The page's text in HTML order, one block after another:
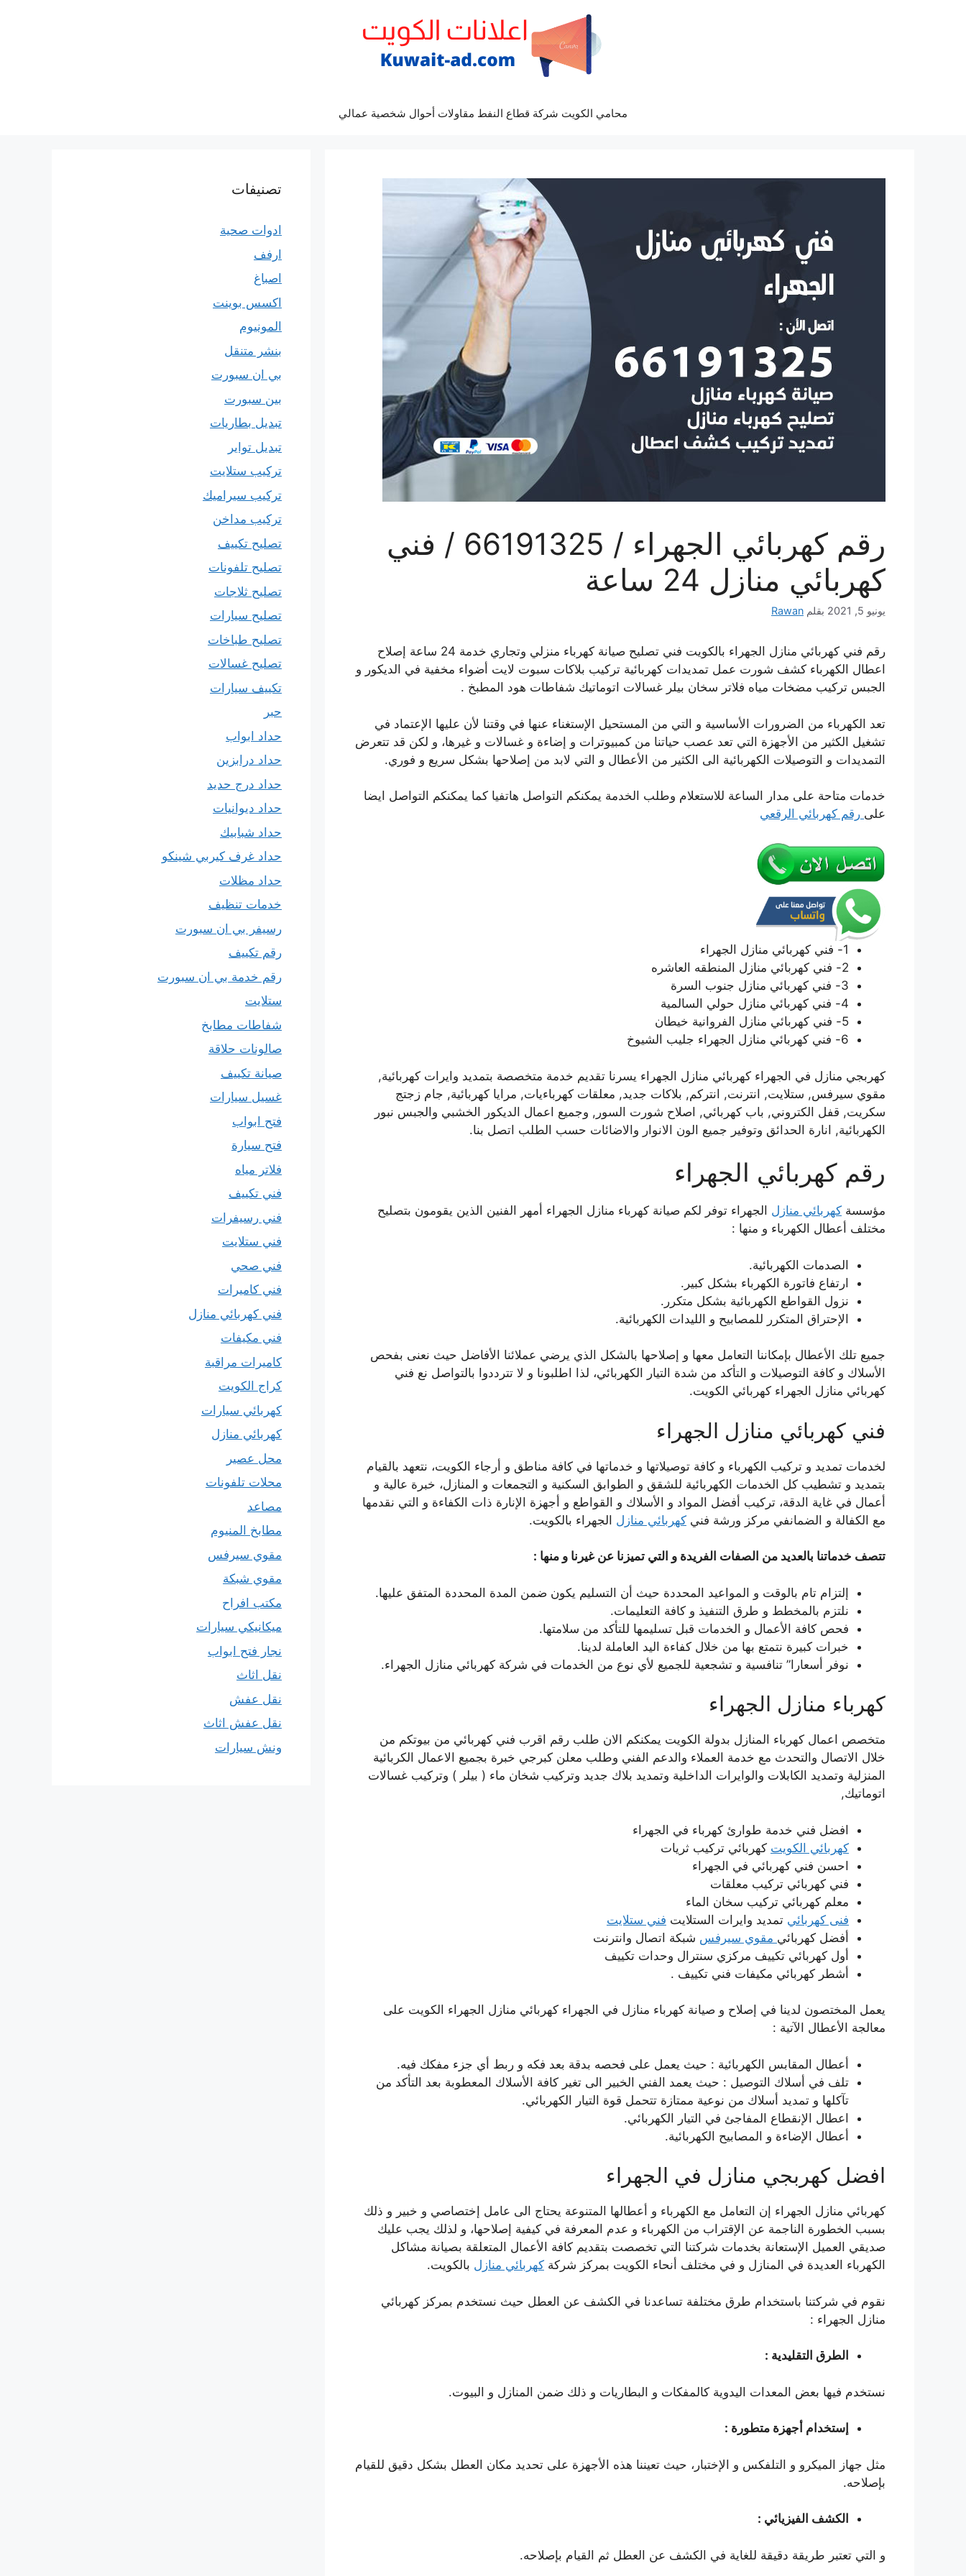
محامي الكويت شركة قطاع النفط مقاولات أحوال شخصية عمالي
رقم كهربائي الجهراء / 66191325‬ / فني
كهربائي منازل 24 ساعة
يونيو 5, 2021 بقلم Rawan
رقم فني كهربائي منازل الجهراء بالكويت فني تصليح صيانة كهرباء منزلي وتجاري خدمة 24 ساعة إصلاح
اعطال الكهرباء كشف شورت عمل تمديدات كهربائية تركيب بلاكات سبوت لايت أضواء مخفية في الديكور و
الجبس تركيب مضخات مياه فلاتر سخان بيلر غسالات اتوماتيك شفاطات هود المطبخ .
تعد الكهرباء من الضرورات الأساسية و التي من المستحيل الإستغناء عنها في وقتنا لأن عليها الإعتماد في
تشغيل الكثير من الأجهزة التي تعد عصب حياتنا من كمبيوترات و إضاءة و غسالات و غيرها، و لكن قد تتعرض
التمديدات و التوصيلات الكهربائية الى الكثير من الأعطال و التي لابد من إصلاحها بشكل سريع و فوري.
خدمات متاحة على مدار الساعة للاستعلام وطلب الخدمة يمكنكم التواصل هاتفيا كما يمكنكم التواصل ايضا
على رقم كهربائي الرقعي
1- فني كهربائي منازل الجهراء
2- فني كهربائي منازل المنطقه العاشره
3- فني كهربائي منازل جنوب السرة
4- فني كهربائي منازل حولي السالمية
5- فني كهربائي منازل الفروانية خيطان
6- فني كهربائي منازل الجهراء جليب الشيوخ
كهربجي منازل في الجهراء كهربائي منازل الجهراء يسرنا تقديم خدمة متخصصة بتمديد وايرات كهربائية,
مقوي سيرفس, ستلايت, انترنت, انتركم, بلاكات جديد, معلقات كهرباءيات, مرايا كهربائية, جام زجتج
سكريت, قفل الكتروني, باب كهربائي, اصلاح شورت السور, وجميع اعمال الديكور الخشبي والجبس نبور
الكهربائية, انارة الحدائق وتوفير جميع الون الانوار والاضائات حسب الطلب اتصل بنا.
رقم كهربائي الجهراء
مؤسسة كهربائي منازل الجهراء توفر لكم صيانة كهرباء منازل الجهراء أمهر الفنين الذين يقومون بتصليح
مختلف أعطال الكهرباء و منها :
الصدمات الكهربائية.
ارتفاع فاتورة الكهرباء بشكل كبير.
نزول القواطع الكهربائية بشكل متكرر.
الإحتراق المتكرر للمصابيح و الليدات الكهربائية.
جميع تلك الأعطال بإمكاننا التعامل معها و إصلاحها بالشكل الذي يرضي عملائنا الأفاضل حيث نعنى بفحص
الأسلاك و كافة التوصيلات و التأكد من شدة التيار الكهربائي، لذا اطلبونا و لا تترددوا بالتواصل نع فني
كهربائي منازل الجهراء كهربائي الكويت.
فني كهربائي منازل الجهراء
لخدمات تمديد و تركيب الكهرباء و كافة توصيلاتها و خدماتها في كافة مناطق و أرجاء الكويت، نتعهد بالقيام
بتمديد و تشطيب كل الخدمات الكهربائية للشقق و الطوابق السكنية و التجمعات و المنازل، خبرة عالية و
أعمال في غاية الدقة، تركيب أفضل المواد و الأسلاك و القواطع و أجهزة الإنارة ذات الكفاءة و التي نقدمها
مع الكفالة و الضمانفي مركز ورشة فني كهربائي منازل الجهراء بالكويت.
تتصف خدماتنا بالعديد من الصفات الفريدة و التي تميزنا عن غيرنا و منها :
إلتزام تام بالوقت و المواعيد المحددة حيث أن التسليم يكون ضمن المدة المحددة المتفق عليها.
نلتزم بالمخطط و طرق التنفيذ و كافة التعليمات.
فحص كافة الأعمال و الخدمات قبل تسليمها للتأكد من سلامتها.
خبرات كبيرة نتمتع بها من خلال كفاءة اليد العاملة لدينا.
نوفر أسعارا” تنافسية و تشجعية للجميع لأي نوع من الخدمات في شركة كهربائي منازل الجهراء.
كهرباء منازل الجهراء
متخصص اعمال كهرباء المنازل بدولة الكويت يمكنكم الان طلب رقم اقرب فني كهربائي من بيوتكم من
خلال الاتصال والتحدث مع خدمة العملاء والدعم الفني وطلب معلن كبرجي خبرة بجميع الاعمال الكربائية
المنزلية وتمديد الكابلات والوايرات الداخلية وتمديد بلاك جديد وتركيب شخان ماء ( بيلر ) وتركيب غسالات
اتوماتيك,
افضل فني خدمة طوارئ كهرباء في الجهراء
كهربائي الكويت كهربائي تركيب ثريات
احسن فني كهربائي في الجهراء
فني كهربائي تركيب معلقات
معلم كهربائي تركيب سخان الماء
فنى كهربائي تمديد وايرات الستلايت فني ستلايت
أفضل كهربائي مقوي سيرفس شبكة اتصال وانترنت
أول كهربائي تكييف مركزي سنترال وحدات تكييف
أشطر كهربائي مكيفات فني تكييف .
يعمل المختصون لدينا في إصلاح و صيانة كهرباء منازل في الجهراء كهربائي منازل الجهراء الكويت على
معالجة الأعطال الآتية :
أعطال المقابس الكهربائية : حيث يعمل على فحصه بدقة بعد فكه و ربط أي جزء مفكك فيه.
تلف في أسلاك التوصيل : حيث يعمد الفني الخبير الى تغير كافة الأسلاك المعطوبة بعد التأكد من
تآكلها و تمديد أسلاك من نوعية ممتازة تتحمل قوة التيار الكهربائي.
اعطال الإنقطاع المفاجئ في التيار الكهربائي.
أعطال الإضاءة و المصابيح الكهربائية.
افضل كهربجي منازل في الجهراء
كهربائي منازل الجهراء إن التعامل مع الكهرباء و أعطالها المتنوعة يحتاج الى عامل إختصاصي و خبير و ذلك
بسبب الخطورة الناجمة عن الإقتراب من الكهرباء و عدم المعرفة في كيفية إصلاحها، و لذلك يجب عليك
صديقي العميل الإستعانة بخدمات شركتنا التي تخصصت بتقديم كافة الأعمال المتعلقة بصيانة مشاكل
الكهرباء العديدة في المنازل و في مختلف أنحاء الكويت بمركز شركة كهربائي منازل بالكويت.
نقوم في شركتنا باستخدام طرق مختلفة تساعدنا في الكشف عن العطل حيث نستخدم بمركز كهربائي
منازل الجهراء :
الطرق التقليدية :
نستخدم فيها بعض المعدات اليدوية كالمفكات و البطاريات و ذلك ضمن المنازل و البيوت.
إستخدام أجهزة متطورة :
مثل جهاز الميكرو و التلفكس و الإختبار، حيث تعيننا هذه الأجهزة على تحديد مكان العطل بشكل دقيق للقيام
بإصلاحه.
الكشف الفيزيائي :
و التي تعتبر طريقة دقيقة للغاية في الكشف عن العطل ثم القيام بإصلاحه.
تصنيفات
ادوات صحية
ارفف
اصباغ
اكسس بوينت
المونيوم
بنشر متنقل
بي ان سبورت
بين سبورت
تبديل بطاريات
تبديل تواير
تركيب ستلايت
تركيب سيراميك
تركيب مداخن
تصليح تكييف
تصليح تلفونات
تصليح ثلاجات
تصليح سيارات
تصليح طباخات
تصليح غسالات
تكييف سيارات
حبر
حداد ابواب
حداد درابزين
حداد درج حديد
حداد ديوانيات
حداد شبابيك
حداد غرف كيربي شينكو
حداد مظلات
خدمات تنظيف
رسيفر بي ان سبورت
رقم تكييف
رقم خدمة بي ان سبورت
ستلايت
شفاطات مطابخ
صالونات حلاقة
صيانة تكييف
غسيل سيارات
فتح ابواب
فتح سيارة
فلاتر مياه
فني تكييف
فني رسيفرات
فني ستلايت
فني صحي
فني كاميرات
فني كهربائي منازل
فني مكيفات
كاميرات مراقبة
كراج الكويت
كهربائي سيارات
كهربائي منازل
محل عصير
محلات تلفونات
مصاعد
مطابخ المنيوم
مقوي سيرفس
مقوي شبكة
مكتب افراح
ميكانيكي سيارات
نجار فتح ابواب
نقل اثاث
نقل عفش
نقل عفش اثاث
ونش سيارات